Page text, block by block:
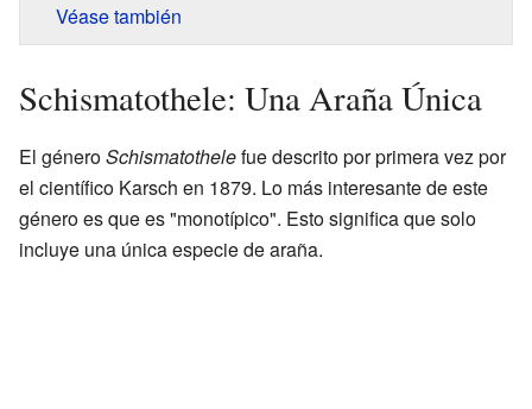
Véase también
Schismatothele: Una Araña Única
El géneroSchismatothelefue descrito por primera vez por
el científico Karsch en 1879. Lo más interesante de este
género es que es "monotípico". Esto significa que solo
incluye una única especie de araña.